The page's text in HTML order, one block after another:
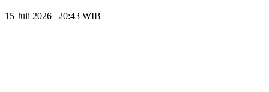
15 Juli 2026 | 20:43 WIB